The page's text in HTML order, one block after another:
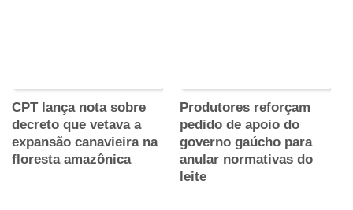
CPT lança nota sobre
decreto que vetava a
expansão canavieira na
floresta amazônica
Produtores reforçam
pedido de apoio do
governo gaúcho para
anular normativas do
leite